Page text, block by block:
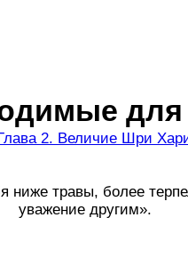
2. Величие Шри
травы, более
уважение другим».